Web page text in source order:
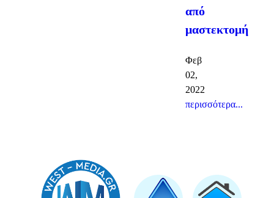
από
μαστεκτομή
Φεβ
02,
2022
περισσότερα...